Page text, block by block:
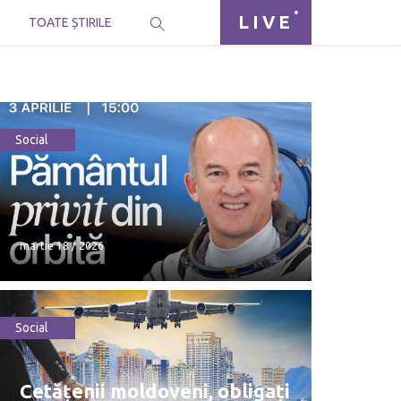
TOATE ȘTIRILE LIVE
Social
martie 18 / 2026
martie 18 / 2026
Social
Cetățenii moldoveni, obligați